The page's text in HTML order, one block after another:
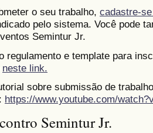
o seu trabalho, cadastre-
pelo sistema. Você pode
Semintur Jr.
regulamento e template para
neste link.
sobre submissão de
https://www.youtube.com/
Semintur Jr.